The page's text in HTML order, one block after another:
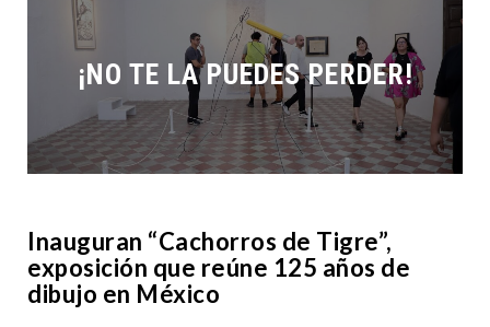
¡NO TE LA PUEDES PERDER!
Inauguran “Cachorros de Tigre”,
exposición que reúne 125 años de
dibujo en México